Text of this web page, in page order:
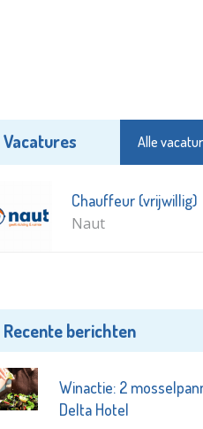
Vacatures Alle
Chauffeur (vrijwillig)
Naut
Recente berichten
Winactie: 2
Delta Hotel